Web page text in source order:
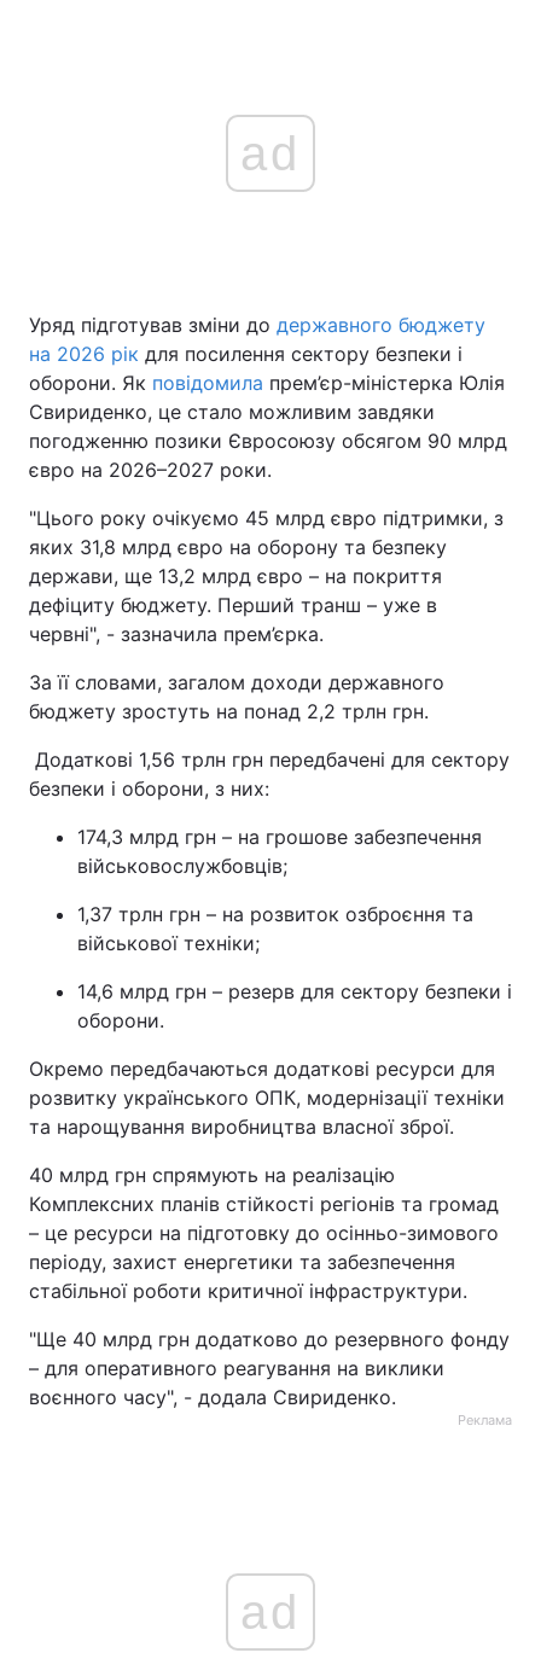
ad
Уряд підготував зміни до державного бюджету
на 2026 рік для посилення сектору безпеки і
оборони. Як повідомила прем’єр-міністерка Юлія
Свириденко, це стало можливим завдяки
погодженню позики Євросоюзу обсягом 90 млрд
євро на 2026–2027 роки.
"Цього року очікуємо 45 млрд євро підтримки, з
яких 31,8 млрд євро на оборону та безпеку
держави, ще 13,2 млрд євро – на покриття
дефіциту бюджету. Перший транш – уже в
червні", - зазначила прем’єрка.
За її словами, загалом доходи державного
бюджету зростуть на понад 2,2 трлн грн.
Додаткові 1,56 трлн грн передбачені для сектору
безпеки і оборони, з них:
174,3 млрд грн – на грошове забезпечення
військовослужбовців;
1,37 трлн грн – на розвиток озброєння та
військової техніки;
14,6 млрд грн – резерв для сектору безпеки і
оборони.
Окремо передбачаються додаткові ресурси для
розвитку українського ОПК, модернізації техніки
та нарощування виробництва власної зброї.
40 млрд грн спрямують на реалізацію
Комплексних планів стійкості регіонів та громад
– це ресурси на підготовку до осінньо-зимового
періоду, захист енергетики та забезпечення
стабільної роботи критичної інфраструктури.
"Ще 40 млрд грн додатково до резервного фонду
– для оперативного реагування на виклики
воєнного часу", - додала Свириденко.
Реклама
ad